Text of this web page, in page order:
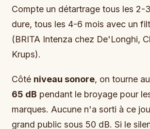
Compte un détartrage tous les 2-
dure, tous les 4-6 mois avec un
(BRITA Intenza chez De'Longhi,
Krups).
Côté niveau sonore, on tourne
65 dB pendant le broyage pour
marques. Aucune n'a sorti à ce
grand public sous 50 dB. Si le